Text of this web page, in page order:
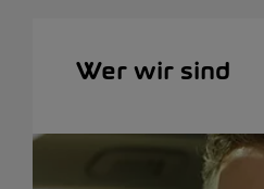
Wer wir sind